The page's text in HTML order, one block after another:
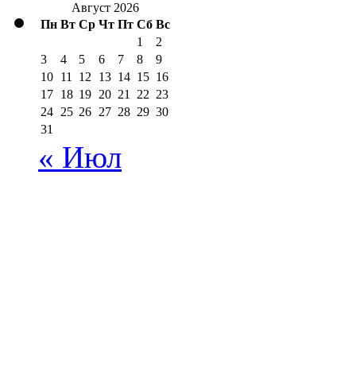
Август 2026
Пн Вт Ср Чт Пт Сб Вс
1
2
3
4 5 6 7 8
9
10 11 12 13 14 15 16
17 18 19 20 21 22 23
24 25 26 27 28 29 30
31
« Июл